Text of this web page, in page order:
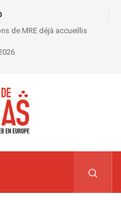
de MRE déjà accueillis